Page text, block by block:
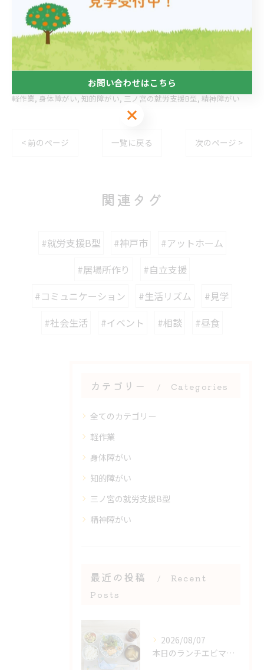
神戸市にて精神障がいの方の支援
--------------------------------------------------------------------
--
軽作業 身体障がい 知的障がい 三ノ宮の就労支援B型 精神障がい
< 前のページ 一覧に戻る 次のページ >
関連タグ
#就労支援B型 #神戸市
#アットホーム
#居場所作り
#自立支援
#コミュニケーション
#生活リズム
#見学
#社会生活
#イベント #相談 #昼食
カテゴリー Categories
全てのカテゴリー
軽作業
身体障がい
知的障がい
三ノ宮の就労支援B型
精神障がい
最近の投稿
Recent
Posts
2026/08/07
本日のランチエビマヨ＆エビのアヒージョ
お問い合わせはこちら
お問い合わせはこちら